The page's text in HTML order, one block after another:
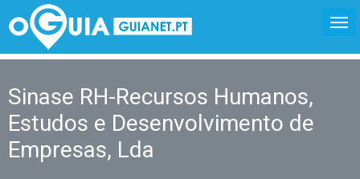
Sinase RH-Recursos Humanos,
Estudos e Desenvolvimento de
Empresas, Lda